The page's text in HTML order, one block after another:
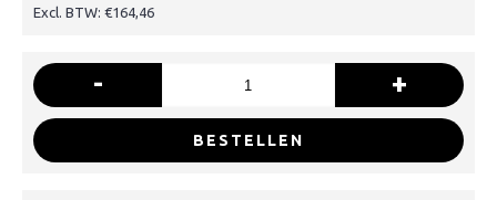
Excl. BTW: €164,46
- +
BESTELLEN